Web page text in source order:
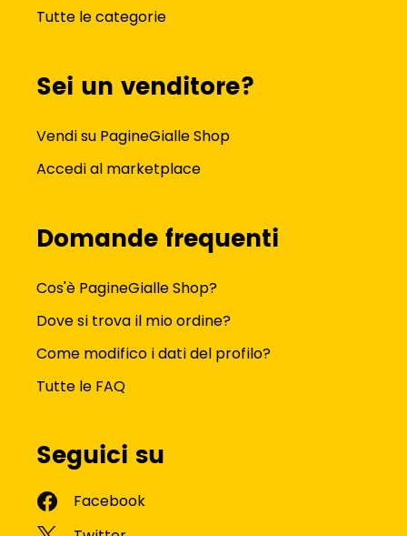
Tutte le categorie
Sei un venditore?
Vendi su PagineGialle Shop
Accedi al marketplace
Domande frequenti
Cos'è PagineGialle Shop?
Dove si trova il mio ordine?
Come modifico i dati del profilo?
Tutte le FAQ
Seguici su